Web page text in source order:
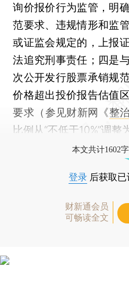
询价报价行为监管，明
范要求、违规情形和监
或证监会规定的，上报
法追究刑事责任；四是
次公开发行股票承销规
价格超出投价报告估值
要求（参见财新网《整
比例从“不低于10%”调整
本文共计1602
登录 后获取
财新通会员
可畅读全文